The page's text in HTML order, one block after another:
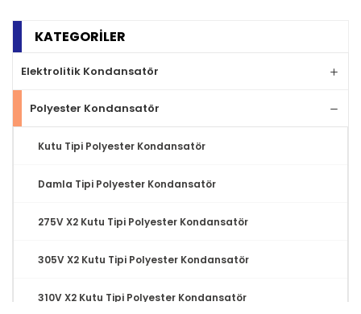
KATEGORİLER
Elektrolitik Kondansatör
Polyester Kondansatör
Kutu Tipi Polyester Kondansatör
Damla Tipi Polyester Kondansatör
275V X2 Kutu Tipi Polyester Kondansatör
305V X2 Kutu Tipi Polyester Kondansatör
310V X2 Kutu Tipi Polyester Kondansatör